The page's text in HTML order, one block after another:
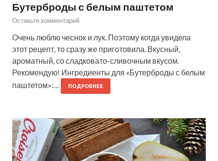
Бутерброды с белым паштетом
Оставьте комментарий
Очень люблю чеснок и лук. Поэтому когда увидела
этот рецепт, то сразу же приготовила. Вкусный,
ароматный, со сладковато-сливочным вкусом.
Рекомендую! Ингредиенты для «Бутерброды с белым
паштетом»:…
ПОДРОБНЕЕ